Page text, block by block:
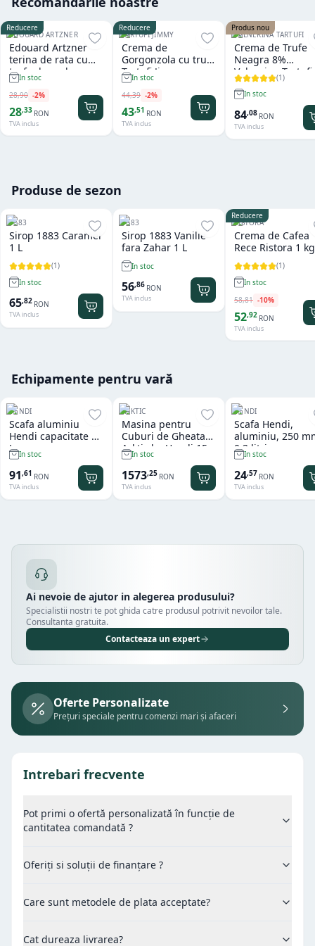
Reducere
EDOUARD ARTZNER
Edouard Artzner
terina de rata cu
trufe de padure
100g
In stoc
28,90 -2%
28,33 RON
TVA inclus
Reducere
TARTUFI JIMMY
Crema de
Gorgonzola cu trufe
Tartufi Jimmy
In stoc
44,39 -2%
43,51 RON
TVA inclus
Produs nou
VALNERINA TARTUFI
Crema de Trufe
Neagra 8%
Valnerina Tartufi
500 gr
(1)
In stoc
84,08 RON
TVA inclus
Produse de sezon
1883
Sirop 1883 Caramel
1 L
(1)
In stoc
65,82 RON
TVA inclus
1883
Sirop 1883 Vanilie
fara Zahar 1 L
In stoc
56,86 RON
TVA inclus
Reducere
RISTORA
Crema de Cafea
Rece Ristora 1 kg
(1)
In stoc
58,81 -10%
52,92 RON
TVA inclus
Echipamente pentru vară
HENDI
Scafa aluminiu
Hendi capacitate 2
L In stoc
91,61 RON
TVA inclus
ARKTIC
Masina pentru
Cuburi de Gheata
Arktic by Hendi 15
kgIn stoc
1573,25 RON
TVA inclus
HENDI
Scafa Hendi,
aluminiu, 250
0.3 litri
In stoc
24,57 RON
TVA inclus
Ai nevoie de ajutor in alegerea produsului?
Specialistii nostri te pot ghida catre produsul potrivit nevoilor tale.
Consultanta gratuita.
Contacteaza un expert
Oferte Personalizate
Prețuri speciale pentru comenzi mari și afaceri
Intrebari frecvente
Pot primi o ofertă personalizată în funcție de
cantitatea comandată ?
Oferiți si soluții de finanțare ?
Care sunt metodele de plata acceptate?
Cat dureaza livrarea?